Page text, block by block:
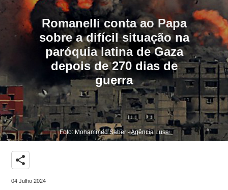
Romanelli conta ao Papa
sobre a difícil situação na
paróquia latina de Gaza
depois de 270 dias de
guerra
Foto: Mohammed Saber - Agência Lusa
share
04 Julho 2024